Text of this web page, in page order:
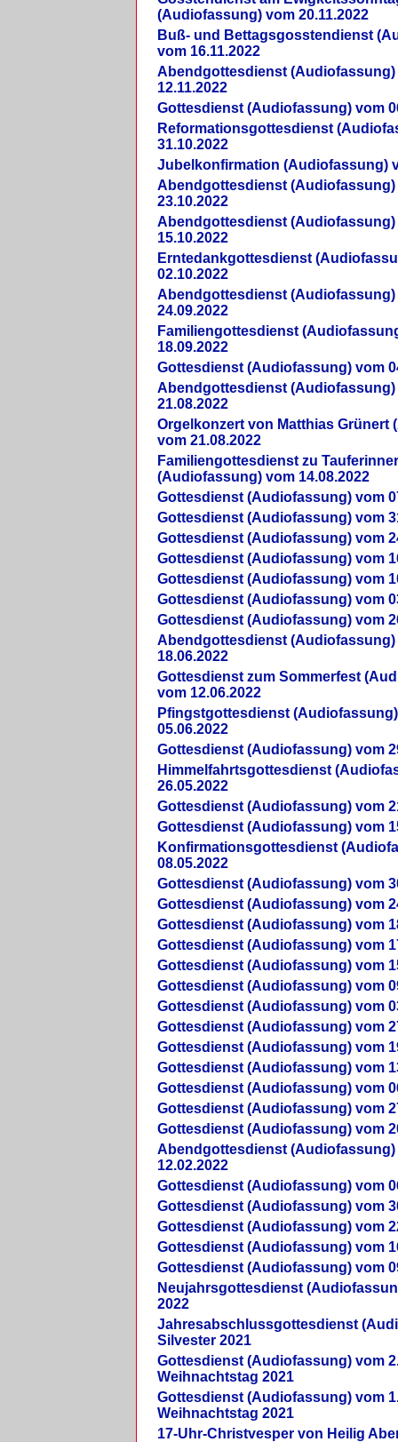
(Audiofassung) vom 20.11.2022
Buß- und Bettagsgosstendienst
vom 16.11.2022
Abendgottesdienst (Audiofassung)
12.11.2022
Gottesdienst (Audiofassung) vom
Reformationsgottesdienst
31.10.2022
Jubelkonfirmation (Audiofassung)
Abendgottesdienst (Audiofassung)
23.10.2022
Abendgottesdienst (Audiofassung)
15.10.2022
Erntedankgottesdienst
02.10.2022
Abendgottesdienst (Audiofassung)
24.09.2022
Familiengottesdienst
18.09.2022
Gottesdienst (Audiofassung) vom
Abendgottesdienst (Audiofassung)
21.08.2022
Orgelkonzert von Matthias Grünert
vom 21.08.2022
Familiengottesdienst zu
(Audiofassung) vom 14.08.2022
Gottesdienst (Audiofassung) vom
Gottesdienst (Audiofassung) vom
Gottesdienst (Audiofassung) vom
Gottesdienst (Audiofassung) vom
Gottesdienst (Audiofassung) vom
Gottesdienst (Audiofassung) vom
Gottesdienst (Audiofassung) vom
Abendgottesdienst (Audiofassung)
18.06.2022
Gottesdienst zum Sommerfest
vom 12.06.2022
Pfingstgottesdienst
05.06.2022
Gottesdienst (Audiofassung) vom
Himmelfahrtsgottesdienst
26.05.2022
Gottesdienst (Audiofassung) vom
Gottesdienst (Audiofassung) vom
Konfirmationsgottesdienst
08.05.2022
Gottesdienst (Audiofassung) vom
Gottesdienst (Audiofassung) vom
Gottesdienst (Audiofassung) vom
Gottesdienst (Audiofassung) vom
Gottesdienst (Audiofassung) vom
Gottesdienst (Audiofassung) vom
Gottesdienst (Audiofassung) vom
Gottesdienst (Audiofassung) vom
Gottesdienst (Audiofassung) vom
Gottesdienst (Audiofassung) vom
Gottesdienst (Audiofassung) vom
Gottesdienst (Audiofassung) vom
Gottesdienst (Audiofassung) vom
Abendgottesdienst (Audiofassung)
12.02.2022
Gottesdienst (Audiofassung) vom
Gottesdienst (Audiofassung) vom
Gottesdienst (Audiofassung) vom
Gottesdienst (Audiofassung) vom
Gottesdienst (Audiofassung) vom
Neujahrsgottesdienst
2022
Jahresabschlussgottesdienst
Silvester 2021
Gottesdienst (Audiofassung) vom
Weihnachtstag 2021
Gottesdienst (Audiofassung) vom
Weihnachtstag 2021
17-Uhr-Christvesper von Heilig